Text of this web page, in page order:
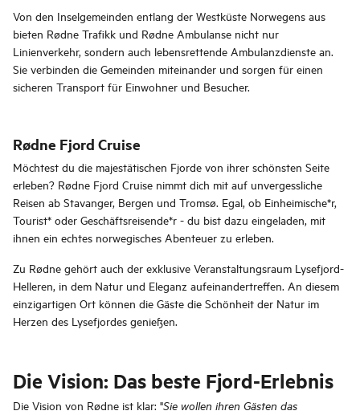
Von den Inselgemeinden entlang der Westküste Norwegens aus
bieten Rødne Trafikk und Rødne Ambulanse nicht nur
Linienverkehr, sondern auch lebensrettende Ambulanzdienste an.
Sie verbinden die Gemeinden miteinander und sorgen für einen
sicheren Transport für Einwohner und Besucher.
Rødne Fjord Cruise
Möchtest du die majestätischen Fjorde von ihrer schönsten Seite
erleben? Rødne Fjord Cruise nimmt dich mit auf unvergessliche
Reisen ab Stavanger, Bergen und Tromsø. Egal, ob Einheimische*r,
Tourist* oder Geschäftsreisende*r - du bist dazu eingeladen, mit
ihnen ein echtes norwegisches Abenteuer zu erleben.
Zu Rødne gehört auch der exklusive Veranstaltungsraum Lysefjord-
Helleren, in dem Natur und Eleganz aufeinandertreffen. An diesem
einzigartigen Ort können die Gäste die Schönheit der Natur im
Herzen des Lysefjordes genießen.
Die Vision: Das beste Fjord-Erlebnis
Die Vision von Rødne ist klar: "Sie wollen ihren Gästen das